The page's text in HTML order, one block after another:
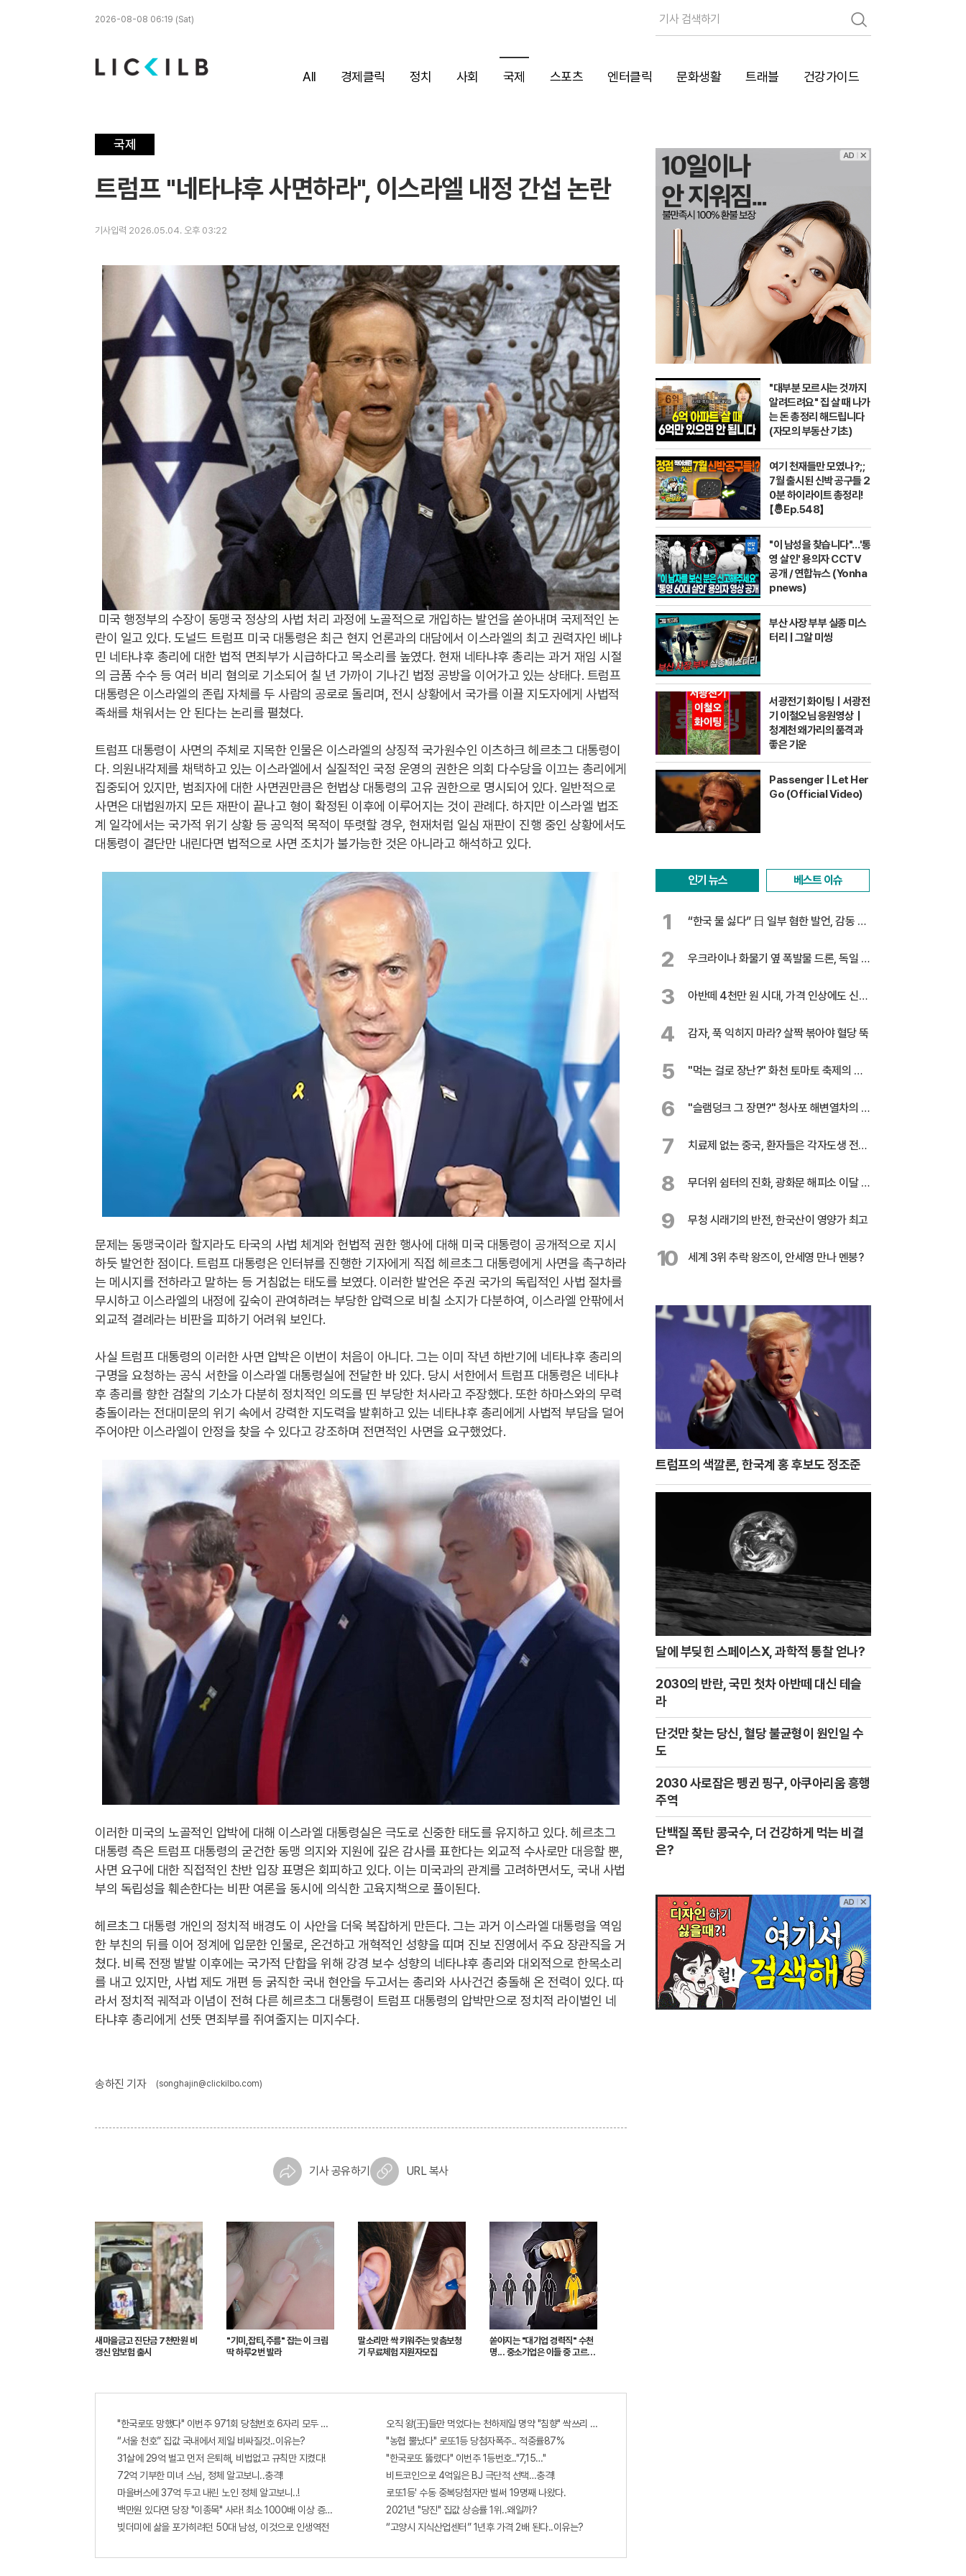
검
색
2026-08-08 06:19 (Sat)
All 경제클릭 정치 사회 국제 스포츠 엔터클릭 문화생활 트래블 건강가이드
국제
트럼프 "네타냐후 사면하라", 이스라엘 내정 간섭 논란
기사입력 2026.05.04. 오후 03:22
미국 행정부의 수장이 동맹국 정상의 사법 처리 과정에 노골적으로 개입하는 발언을 쏟아내며 국제적인 논
란이 일고 있다. 도널드 트럼프 미국 대통령은 최근 현지 언론과의 대담에서 이스라엘의 최고 권력자인 베냐
민 네타냐후 총리에 대한 법적 면죄부가 시급하다고 목소리를 높였다. 현재 네타냐후 총리는 과거 재임 시절
의 금품 수수 등 여러 비리 혐의로 기소되어 칠 년 가까이 기나긴 법정 공방을 이어가고 있는 상태다. 트럼프
대통령은 이스라엘의 존립 자체를 두 사람의 공로로 돌리며, 전시 상황에서 국가를 이끌 지도자에게 사법적
족쇄를 채워서는 안 된다는 논리를 펼쳤다.
트럼프 대통령이 사면의 주체로 지목한 인물은 이스라엘의 상징적 국가원수인 이츠하크 헤르초그 대통령이
다. 의원내각제를 채택하고 있는 이스라엘에서 실질적인 국정 운영의 권한은 의회 다수당을 이끄는 총리에게
집중되어 있지만, 범죄자에 대한 사면권만큼은 헌법상 대통령의 고유 권한으로 명시되어 있다. 일반적으로
사면은 대법원까지 모든 재판이 끝나고 형이 확정된 이후에 이루어지는 것이 관례다. 하지만 이스라엘 법조
계 일각에서는 국가적 위기 상황 등 공익적 목적이 뚜렷할 경우, 현재처럼 일심 재판이 진행 중인 상황에서도
대통령이 결단만 내린다면 법적으로 사면 조치가 불가능한 것은 아니라고 해석하고 있다.
문제는 동맹국이라 할지라도 타국의 사법 체계와 헌법적 권한 행사에 대해 미국 대통령이 공개적으로 지시
하듯 발언한 점이다. 트럼프 대통령은 인터뷰를 진행한 기자에게 직접 헤르초그 대통령에게 사면을 촉구하라
는 메시지를 전하라고 말하는 등 거침없는 태도를 보였다. 이러한 발언은 주권 국가의 독립적인 사법 절차를
무시하고 이스라엘의 내정에 깊숙이 관여하려는 부당한 압력으로 비칠 소지가 다분하여, 이스라엘 안팎에서
외교적 결례라는 비판을 피하기 어려워 보인다.
사실 트럼프 대통령의 이러한 사면 압박은 이번이 처음이 아니다. 그는 이미 작년 하반기에 네타냐후 총리의
구명을 요청하는 공식 서한을 이스라엘 대통령실에 전달한 바 있다. 당시 서한에서 트럼프 대통령은 네타냐
후 총리를 향한 검찰의 기소가 다분히 정치적인 의도를 띤 부당한 처사라고 주장했다. 또한 하마스와의 무력
충돌이라는 전대미문의 위기 속에서 강력한 지도력을 발휘하고 있는 네타냐후 총리에게 사법적 부담을 덜어
주어야만 이스라엘이 안정을 찾을 수 있다고 강조하며 전면적인 사면을 요구했었다.
이러한 미국의 노골적인 압박에 대해 이스라엘 대통령실은 극도로 신중한 태도를 유지하고 있다. 헤르초그
대통령 측은 트럼프 대통령의 굳건한 동맹 의지와 지원에 깊은 감사를 표한다는 외교적 수사로만 대응할 뿐,
사면 요구에 대한 직접적인 찬반 입장 표명은 회피하고 있다. 이는 미국과의 관계를 고려하면서도, 국내 사법
부의 독립성을 훼손한다는 비판 여론을 동시에 의식한 고육지책으로 풀이된다.
헤르초그 대통령 개인의 정치적 배경도 이 사안을 더욱 복잡하게 만든다. 그는 과거 이스라엘 대통령을 역임
한 부친의 뒤를 이어 정계에 입문한 인물로, 온건하고 개혁적인 성향을 띠며 진보 진영에서 주요 장관직을 거
쳤다. 비록 전쟁 발발 이후에는 국가적 단합을 위해 강경 보수 성향의 네타냐후 총리와 대외적으로 한목소리
를 내고 있지만, 사법 제도 개편 등 굵직한 국내 현안을 두고서는 총리와 사사건건 충돌해 온 전력이 있다. 따
라서 정치적 궤적과 이념이 전혀 다른 헤르초그 대통령이 트럼프 대통령의 압박만으로 정치적 라이벌인 네
타냐후 총리에게 선뜻 면죄부를 쥐여줄지는 미지수다.
송하진 기자 (songhajin@clickilbo.com)
기사 공유하기 URL 복사
새마을금고 진단금 7천만원 비
갱신 암보험 출시
"기미,잡티,주름" 잡는 이 크림
딱 하루2번 발라
말소리만 싹 키워주는 맞춤보청
기 무료체험 지원자모집
쏟아지는 "대기업 경력직" 수천
명... 중소기업은 이들 중 고르면
"한국로또 망했다" 이번주 971회 당첨번호 6자리 모두 유출...관계자 실수로 "비상"!
“서울 천호” 집값 국내에서 제일 비싸질것..이유는?
31살에 29억 벌고 먼저 은퇴해, 비법없고 규칙만 지켰다!
72억 기부한 미녀 스님, 정체 알고보니..충격!
마을버스에 37억 두고 내린 노인 정체 알고보니..!
백만원 있다면 당장 "이종목" 사라! 최소 1000배 이상 증가...충격!!
빚더미에 삶을 포가히려던 50대 남성, 이것으로 인생역전
오직 왕(王)들만 먹었다는 천하제일 명약 "침향" 싹쓰리 완판!! 왜 난리났나 봤더니..경악!
"농협 뿔났다" 로또1등 당첨자폭주.. 적중률87%
"한국로또 뚫렸다" 이번주 1등번호.."7,15…"
비트코인으로 4억잃은 BJ 극단적 선택…충격!
로또1등' 수동 중복당첨자만 벌써 19명째 나왔다.
2021년 "당진" 집값 상승률 1위..왜일까?
“고양시 지식산업센터” 1년후 가격 2배 된다..이유는?
"대부분 모르시는 것까지
알려드려요" 집 살 때 나가
는 돈 총정리 해드립니다
(자모의 부동산 기초)
여기 천재들만 모였나?;;
7월 출시된 신박 공구들 2
0분 하이라이트 총정리!
【🤴Ep.548】
"이 남성을 찾습니다"…'통
영 살인' 용의자 CCTV
공개 / 연합뉴스 (Yonha
pnews)
부산 사장 부부 실종 미스
터리 | 그알 미씽
서광전기 화이팅ㅣ서광전
기 이철오님 응원영상｜
청계천 왜가리의 품격과
좋은 기운
Passenger | Let Her
Go (Official Video)
인기 뉴스 베스트 이슈
1 “한국 물 싫다” 日 일부 혐한 발언, 감동 찬
2 우크라이나 화물기 옆 폭발물 드론, 독일 대
테러 수사
3 아반떼 4천만 원 시대, 가격 인상에도 신기
록 행진
4 감자, 푹 익히지 마라? 살짝 볶아야 혈당 뚝
5 "먹는 걸로 장난?" 화천 토마토 축제의 반
전
6 "슬램덩크 그 장면?" 청사포 해변열차의 유
혹
7 치료제 없는 중국, 환자들은 각자도생 전쟁
8 무더위 쉼터의 진화, 광화문 해피소 이달 말
까지 연장
9 무청 시래기의 반전, 한국산이 영양가 최고
10 세계 3위 추락 왕즈이, 안세영 만나 멘붕?
트럼프의 색깔론, 한국계 홍 후보도 정조준
달에 부딪힌 스페이스X, 과학적 통찰 얻나?
2030의 반란, 국민 첫차 아반떼 대신 테슬
라
단것만 찾는 당신, 혈당 불균형이 원인일 수
도
2030 사로잡은 펭귄 핑구, 아쿠아리움 흥행
주역
단백질 폭탄 콩국수, 더 건강하게 먹는 비결
은?